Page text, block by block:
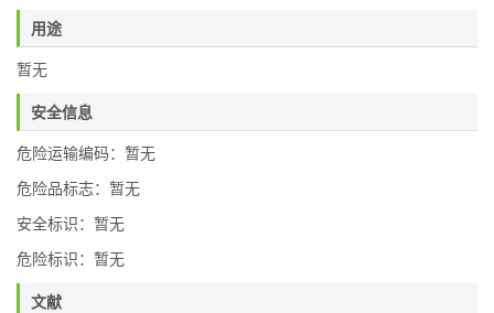
用途
暂无
安全信息
危险运输编码：暂无
危险品标志：暂无
安全标识：暂无
危险标识：暂无
文献